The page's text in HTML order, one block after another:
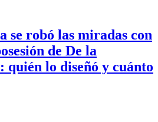
se robó las miradas con
de De la
lo diseñó y cuánto